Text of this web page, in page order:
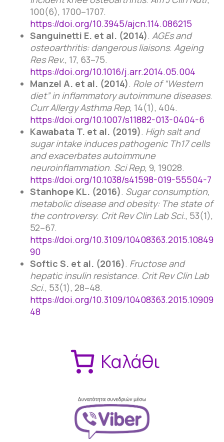
100(6), 1700–1707.
https://doi.org/10.3945/ajcn.114.086215
Sanguinetti E. et al. (2014). AGEs and
osteoarthritis: dangerous liaisons. Ageing
Res Rev., 17, 63–75.
https://doi.org/10.1016/j.arr.2014.05.004
Manzel A. et al. (2014). Role of “Western
diet” in inflammatory autoimmune diseases.
Curr Allergy Asthma Rep, 14(1), 404.
https://doi.org/10.1007/s11882-013-0404-6
Kawabata T. et al. (2019). High salt and
sugar intake induces pathogenic Th17 cells
and exacerbates autoimmune
neuroinflammation. Sci Rep, 9, 19028.
https://doi.org/10.1038/s41598-019-55504-7
Stanhope KL. (2016). Sugar consumption,
metabolic disease and obesity: The state of
the controversy. Crit Rev Clin Lab Sci., 53(1),
52–67.
https://doi.org/10.3109/10408363.2015.10849
90
Softic S. et al. (2016). Fructose and
hepatic insulin resistance. Crit Rev Clin Lab
Sci., 53(1), 28–48.
https://doi.org/10.3109/10408363.2015.10909
48
Καλάθι